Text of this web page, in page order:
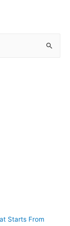
Starts From